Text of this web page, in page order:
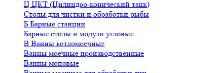
Ц ЦКТ (Цилиндро-конический танк)
Столы для чистки и обработки рыбы
Б Барные станции
Барные столы и модули угловые
В Ванны котломоечные
Ванны моечные производственные
Ванны моповые